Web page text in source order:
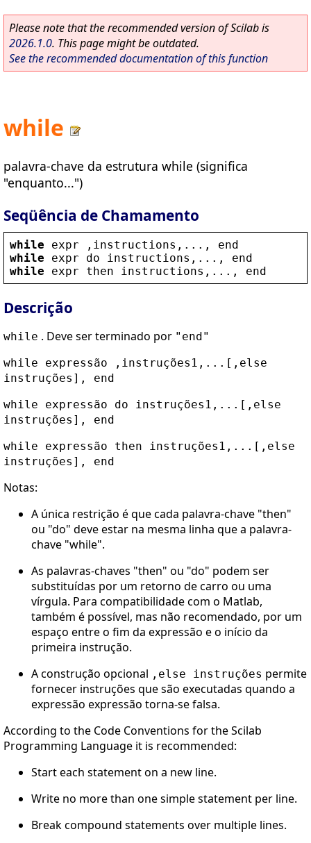
Please note that the recommended version of Scilab is
2026.1.0. This page might be outdated.
See the recommended documentation of this function
while
palavra-chave da estrutura while (significa
"enquanto...")
Seqüência de Chamamento
while expr , instructions ,..., end
while
expr do instructions ,..., end
while
expr then instructions ,..., end
Descrição
while . Deve ser terminado por "end"
while expressão ,instruções1,...[,else
instruções], end
while expressão do instruções1,...[,else
instruções], end
while expressão then instruções1,...[,else
instruções], end
Notas:
A única restrição é que cada palavra-chave "then"
ou "do" deve estar na mesma linha que a palavra-
chave "while".
As palavras-chaves "then" ou "do" podem ser
substituídas por um retorno de carro ou uma
vírgula. Para compatibilidade com o Matlab,
também é possível, mas não recomendado, por um
espaço entre o fim da expressão e o início da
primeira instrução.
A construção opcional ,else instruções permite
fornecer instruções que são executadas quando a
expressão expressão torna-se falsa.
According to the Code Conventions for the Scilab
Programming Language it is recommended:
Start each statement on a new line.
Write no more than one simple statement per line.
Break compound statements over multiple lines.